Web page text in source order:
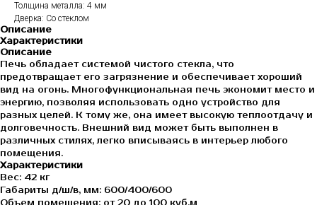
Толщина металла: 4 мм
Дверка: Со стеклом
Описание
Характеристики
Описание
Печь обладает системой чистого стекла, что
предотвращает его загрязнение и обеспечивает хороший
вид на огонь. Многофункциональная печь экономит место и
энергию, позволяя использовать одно устройство для
разных целей. К тому же, она имеет высокую теплоотдачу и
долговечность. Внешний вид может быть выполнен в
различных стилях, легко вписываясь в интерьер любого
помещения.
Характеристики
Вес: 42 кг
Габариты д/ш/в, мм: 600/400/600